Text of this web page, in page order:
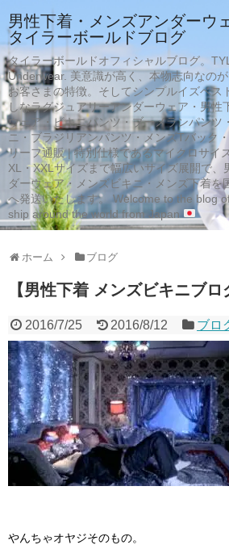
男性下着・メンズアンダーウ
タイラーボールドブログ
タイラーボールドオフィシャルブログ。
Underwear. 美意識が高く、本物志向なの
お客さまの特徴。そしてシンプルイズベス
しなラグジュアリーアンダーウェア・男性
ウェア・ビキニパンツ・ブーメランパンツ
ニ・ブラジリアンパンツ・メンズTバック
リーフ通販 | 特別仕様であるマイクロサイ
XL・XXLサイズまで幅広いサイズ展開で、
ダーウェア・メンズビキニ・メンズ下着を
へ発送いたします。 Welcome to the blog
ship around the world from Japan
ホーム ブログ
【男性下着 メンズビキニブロ
2016/7/25 2016/8/12 ブロ
やんちゃオヤジそのもの。